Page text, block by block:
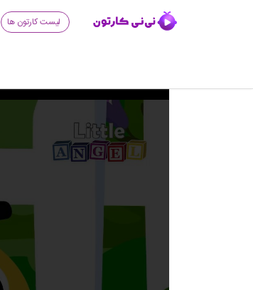
لیست کارتون ها